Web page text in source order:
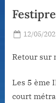
Posted
12/05/
Retour sur
Les 5 ème
court